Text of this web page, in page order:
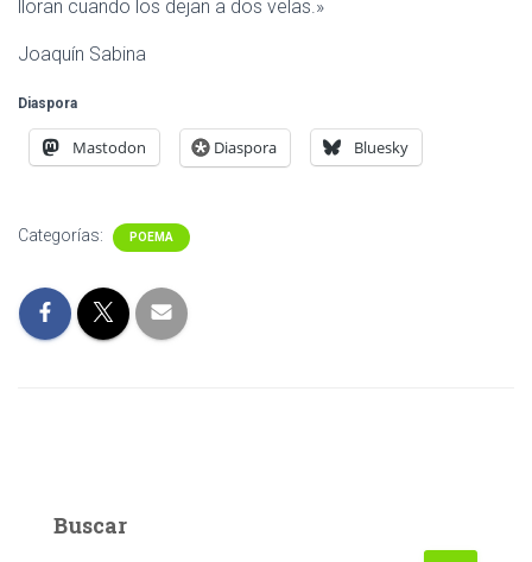
lloran cuando los dejan a dos velas.»
Joaquín Sabina
Diaspora
Mastodon Diaspora Bluesky
Categorías: POEMA
Buscar